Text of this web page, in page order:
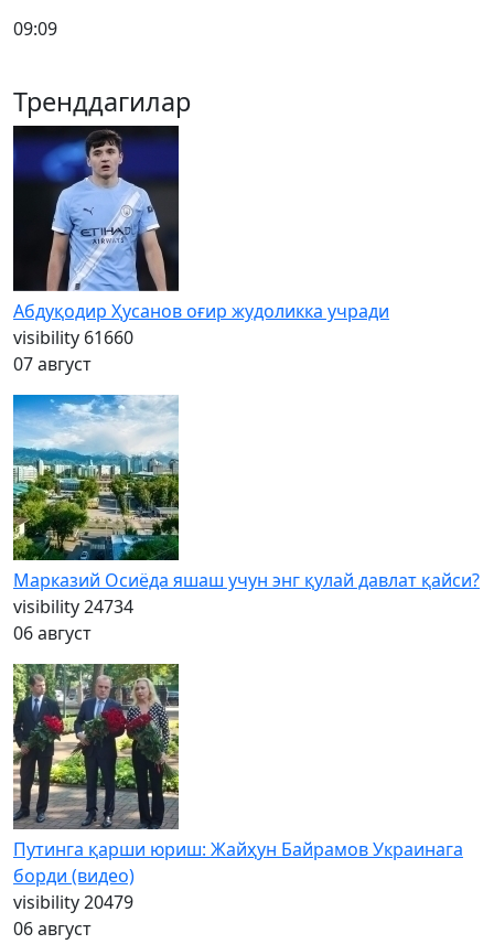
09:09
Тренддагилар
Абдуқодир Ҳусанов оғир жудоликка учради
visibility 61660
07 август
Марказий Осиёда яшаш учун энг қулай давлат қайси?
visibility24734
06 август
Путинга қарши юриш: Жайҳун Байрамов Украинага
борди (видео)
visibility20479
06 август